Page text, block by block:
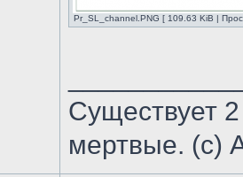
Pr_SL_channel.PNG [ 109.63 KiB |
Существует
мертвые. (с)